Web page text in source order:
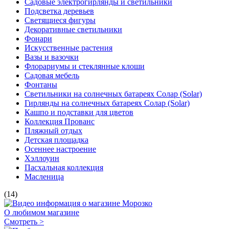
Садовые электрогирлянды и светильники
Подсветка деревьев
Светящиеся фигуры
Декоративные светильники
Фонари
Искусственные растения
Вазы и вазочки
Флорариумы и стеклянные клоши
Садовая мебель
Фонтаны
Светильники на солнечных батареях Солар (Solar)
Гирлянды на солнечных батареях Солар (Solar)
Кашпо и подставки для цветов
Коллекция Прованс
Пляжный отдых
Детская площадка
Осеннее настроение
Хэллоуин
Пасхальная коллекция
Масленица
(14)
О любимом магазине
Смотреть >